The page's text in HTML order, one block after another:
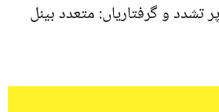
تشدد و گرفتاریاں: متعدد بینل